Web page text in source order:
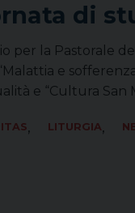
di
per la Pastorale
e
e “Cultura San
, LITURGIA,